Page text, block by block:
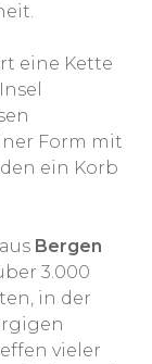
eine Kette
Form mit
ein Korb
Bergen
3.000
in der
vieler